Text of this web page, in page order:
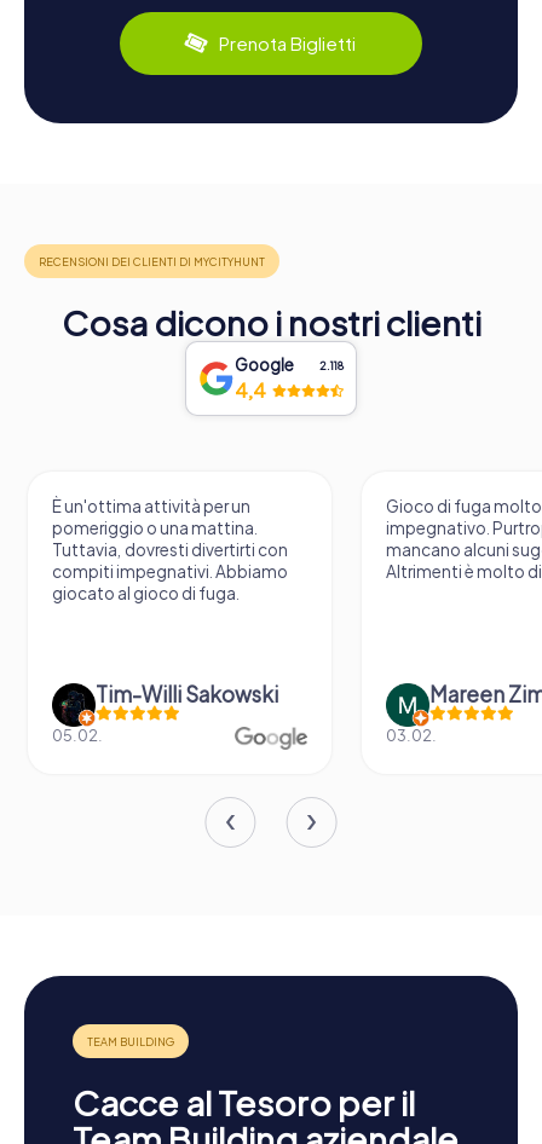
Prenota Biglietti
Cosa dicono i nostri clienti
Google 2.118
4,4
È un'ottima attività per un
pomeriggio o una mattina.
Tuttavia, dovresti divertirti con
compiti impegnativi. Abbiamo
giocato al gioco di fuga.
Tim-Willi Sakowski
05.02.
Gioco di fuga molto
impegnativo.
mancano alcuni
Altrimenti è molto
Mareen
03.02.
Cacce al Tesoro per il